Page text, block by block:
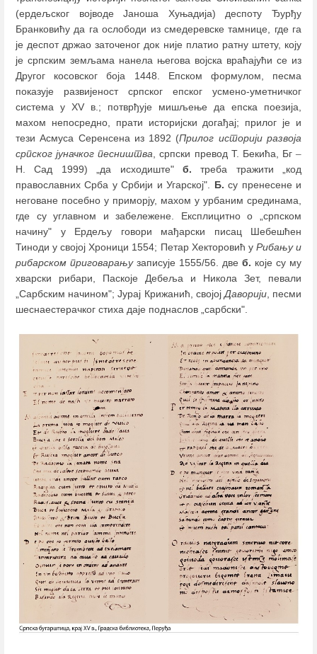
(ердељског војводе Јаноша Хуњадија) деспоту Ђурђу
Бранковићу да га ослободи из смедеревске тамнице, где га
је деспот држао заточеног док није платио ратну штету, коју
је српским земљама нанела његова војска враћајући се из
Другог косовског боја 1448. Епском формулом, песма
показује развијеност српског епског усмено-уметничког
система у XV в.; потврђује мишљење да епска поезија,
махом непосредно, прати историјски догађај; прилог је и
тези Асмуса Серенсена из 1892 (Прилог историји развоја
српског јуначког песништва , српски превод Т. Бекића, Бг –
Н. Сад 1999) „да исходиште" б. треба тражити „код
православних Срба у Србији и Угарској". Б. су пренесене и
неговане посебно у приморју, махом у урбаним срединама,
где су углавном и забележене. Експлицитно о „српском
начину" у Ердељу говори мађарски писац Шебешћен
Тиноди у својој Хроници 1554; Петар Хекторовић у Рибању и
рибарском приговарањузаписује 1555/56. две б. које су му
хварски рибари, Паскоје Дебеља и Никола Зет, певали
„Сарбским начином"; Јурај Крижанић, својој Даворији, песми
шеснаестерачког стиха даје поднаслов „сарбски".